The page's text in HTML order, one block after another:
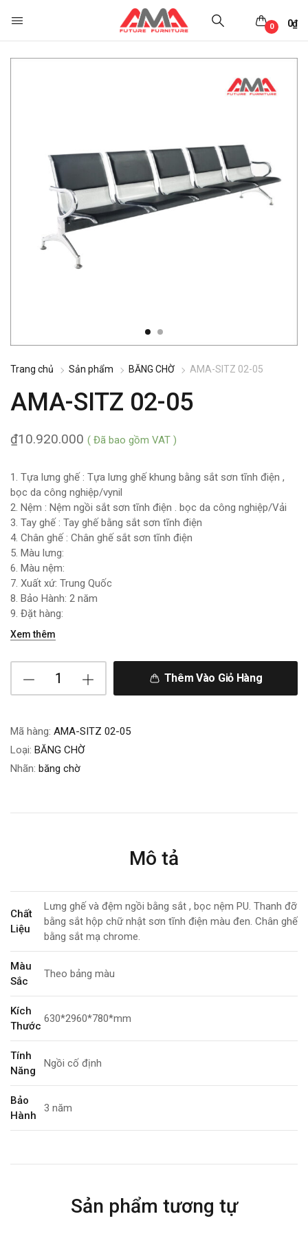
0₫
0
Trang chủ Sản phẩm BĂNG CHỜ AMA-SITZ 02-05
AMA-SITZ 02-05
10.920.000
₫ ( Đã bao gồm VAT )
1. Tựa lưng ghế : Tựa lưng ghế khung bằng sắt sơn tĩnh điện ,
bọc da công nghiệp/vynil
2. Nệm : Nệm ngồi sắt sơn tĩnh điện . bọc da công nghiệp/Vải
3. Tay ghế : Tay ghế bằng sắt sơn tĩnh điện
4. Chân ghế : Chân ghế sắt sơn tĩnh điện
5. Màu lưng:
6. Màu nệm:
7. Xuất xứ: Trung Quốc
8. Bảo Hành: 2 năm
9. Đặt hàng:
Xem thêm
Thêm Vào Giỏ Hàng
Mã hàng: AMA-SITZ 02-05
Loại: BĂNG CHỜ
Nhãn: băng chờ
Mô tả
Chất
Liệu
Lưng ghế và đệm ngồi bằng sắt , bọc nệm PU. Thanh đỡ
bằng sắt hộp chữ nhật sơn tĩnh điện màu đen. Chân ghế
bằng sắt mạ chrome.
Màu
Sắc
Theo bảng màu
Kích
Thước
630*2960*780*mm
Tính
Năng
Ngồi cố định
Bảo
Hành
3 năm
Sản phẩm tương tự